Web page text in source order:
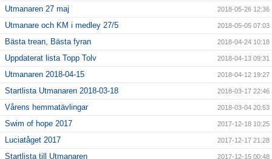
Utmanaren 27 maj 2018-05-26 12:36
Utmanare och KM i medley 27/5 2018-05-05 07:03
Bästa trean, Bästa fyran 2018-04-24 10:18
Uppdaterat lista Topp Tolv 2018-04-13 09:31
Utmanaren 2018-04-15 2018-04-12 19:27
Startlista Utmanaren 2018-03-18 2018-03-17 22:46
Vårens hemmatävlingar 2018-03-04 20:53
Swim of hope 2017 2017-12-18 10:25
Luciatåget 2017 2017-12-17 21:28
Startlista till Utmanaren 2017-12-15 00:48